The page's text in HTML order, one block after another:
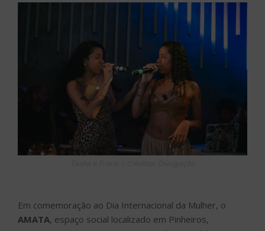
Em comemoração ao Dia Internacional da Mulher, o
AMATA, espaço social localizado em Pinheiros,